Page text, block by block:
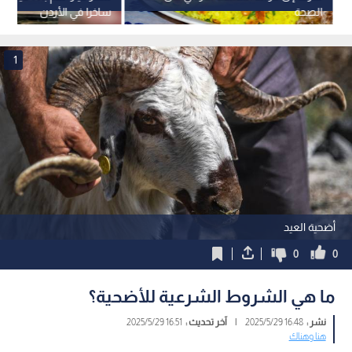
ساخرا في الأردن
الصحة
أضحية العيد
1
0
0
ما هي الشروط الشرعية للأضحية؟
نشر :16:48 2025/5/29
| آخر تحديث : 16:51 2025/5/29
هنا وهناك